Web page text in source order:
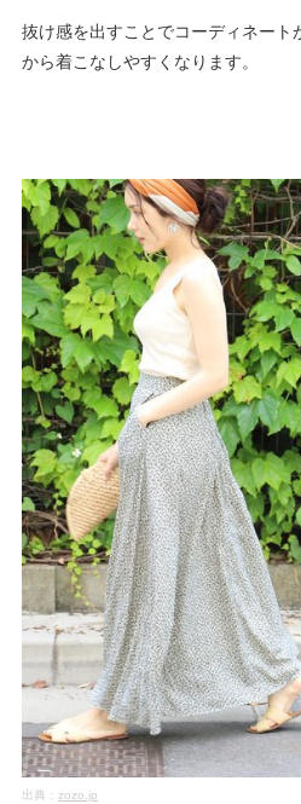
抜け感を出すことでコーディネート
から着こなしやすくなります。
出典： zozo.jp